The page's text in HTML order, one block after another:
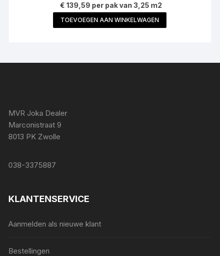
€ 139,59 per pak van 3,25 m2
TOEVOEGEN AAN WINKELWAGEN
MVR Joka Dealer
Marconistraat 9
8013 PK Zwolle
038-3375887
KLANTENSERVICE
Aanmelden als nieuwe klant
Bestellingen